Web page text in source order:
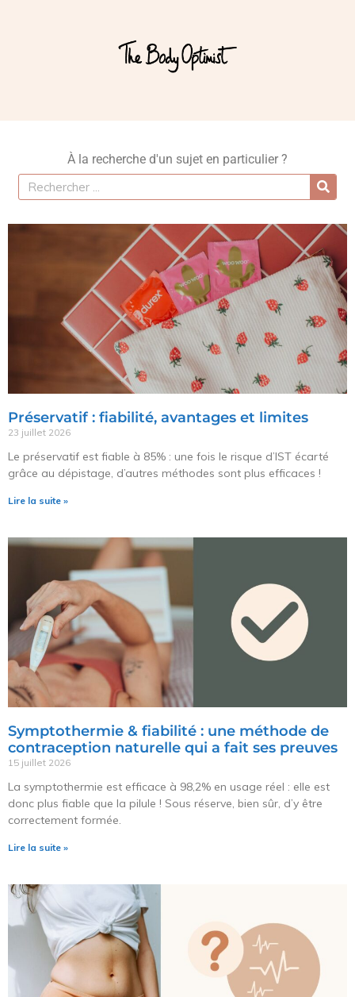
À la recherche d'un sujet en particulier ?
Préservatif : fiabilité, avantages et limites
23 juillet 2026
Le préservatif est fiable à 85% : une fois le risque d’IST écarté
grâce au dépistage, d’autres méthodes sont plus efficaces !
Lire la suite »
Symptothermie & fiabilité : une méthode de
contraception naturelle qui a fait ses preuves
15 juillet 2026
La symptothermie est efficace à 98,2% en usage réel : elle est
donc plus fiable que la pilule ! Sous réserve, bien sûr, d’y être
correctement formée.
Lire la suite »